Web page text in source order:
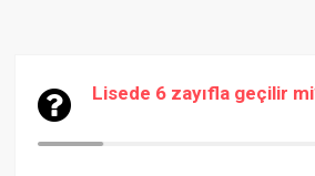
Lisede 6 zayıfla geçilir